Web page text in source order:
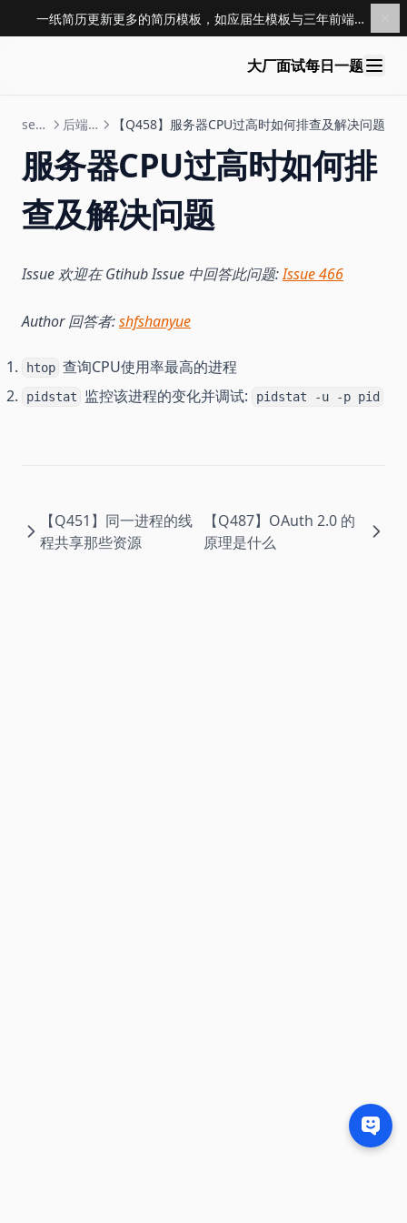
一纸简历更新更多的简历模板，如应届生模板与三年前端模板，点击查看 →
大厂面试每日一题
server 后端基础 【Q458】服务器CPU过高时如何排查及解决问题
服务器CPU过高时如何排
查及解决问题
Issue 欢迎在 Gtihub Issue 中回答此问题:Issue 466
Author 回答者:shfshanyue
htop 查询CPU使用率最高的进程
pidstat 监控该进程的变化并调试: pidstat -u -p pid
【Q451】同一进程的线
程共享那些资源
【Q487】OAuth 2.0 的
原理是什么